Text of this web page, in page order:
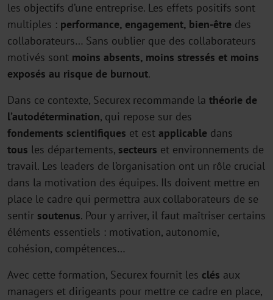
les objectifs d’une entreprise. Les effets positifs sont
multiples : performance, engagement, bien-être des
collaborateurs… Sans oublier que des collaborateurs
motivés sont moins absents, moins stressés et moins
exposés au risque de burnout.
Dans ce contexte, Securex recommande la théorie de
l’autodétermination, qui repose sur des
fondements scientifiques et est applicable dans
tous les départements, secteurs et environnements de
travail. Les leaders de l’organisation ont un rôle crucial
dans la motivation des équipes. Ils doivent mettre en
place le cadre qui permettra aux collaborateurs de se
sentir soutenus. Pour y arriver, il faut maîtriser certains
éléments essentiels : motivation, autonomie,
cohésion, compétences…
Avec cette formation, Securex fournit les clés aux
managers et dirigeants pour mettre ce cadre en place,